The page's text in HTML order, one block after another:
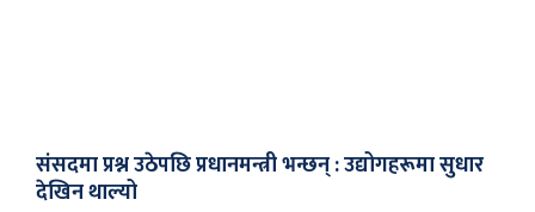
संसदमा प्रश्न उठेपछि प्रधानमन्त्री भन्छन् : उद्योगहरूमा सुधार
देखिन थाल्यो